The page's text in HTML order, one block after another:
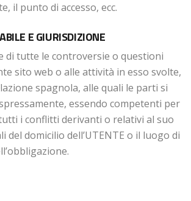
il punto di accesso, ecc.
E GIURISDIZIONE
di tutte le controversie o questioni
sito web o alle attività in esso svolte,
spagnola, alle quali le parti si
essendo competenti per
i conflitti derivanti o relativi al suo
del domicilio dell’UTENTE o il luogo di